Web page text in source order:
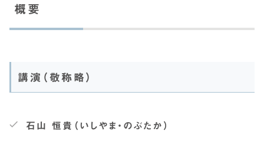
概要
講演（敬称略）
石山 恒貴（いしやま・のぶたか）